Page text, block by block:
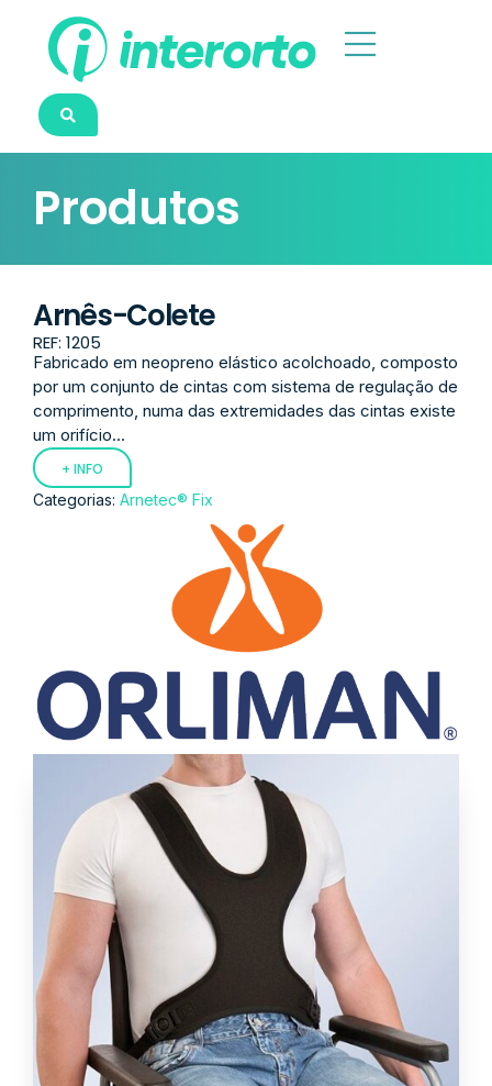
Produtos
Arnês-Colete
REF: 1205
Fabricado em neopreno elástico acolchoado, composto
por um conjunto de cintas com sistema de regulação de
comprimento, numa das extremidades das cintas existe
um orifício...
+ INFO
Categorias: Arnetec® Fix